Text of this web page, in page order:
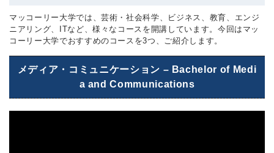
マッコーリー大学では、芸術・社会科学、ビジネス、教育、エンジ
ニアリング、ITなど、様々なコースを開講しています。今回はマッ
コーリー大学でおすすめのコースを3つ、ご紹介します。
メディア・コミュニケーション – Bachelor of Medi
a and Communications